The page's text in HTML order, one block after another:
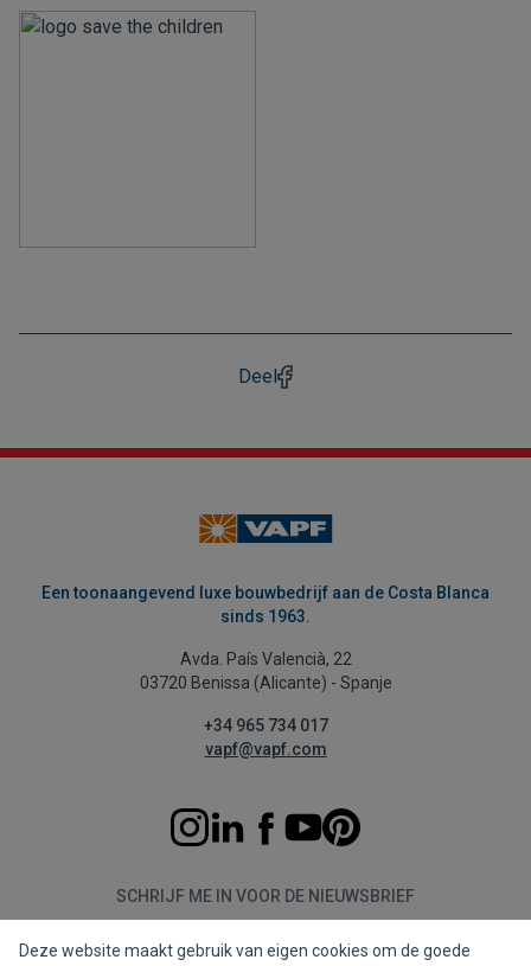
Deel
Een toonaangevend luxe bouwbedrijf aan de Costa Blanca
sinds 1963.
Avda. País Valencià, 22
03720 Benissa (Alicante) - Spanje
+34 965 734 017
vapf@vapf.com
SCHRIJF ME IN VOOR DE NIEUWSBRIEF
Deze website maakt gebruik van eigen cookies om de goede